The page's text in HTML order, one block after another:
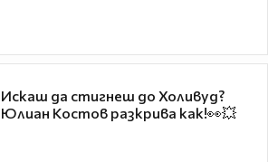
Искаш да стигнеш до Холивуд?
Юлиан Костов разкрива как!👀💥